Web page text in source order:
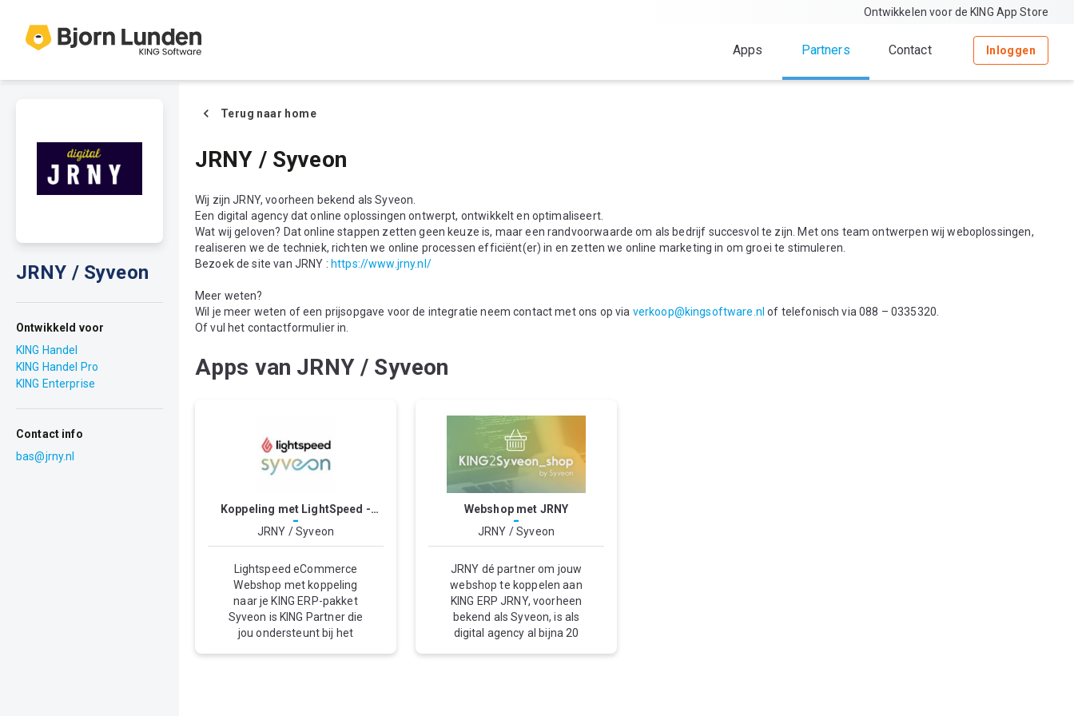
Ontwikkelen voor de KING App Store
Apps Partners Contact Inloggen
JRNY / Syveon
Ontwikkeld voor
KING Handel
KING Handel Pro
KING Enterprise
Contact info
bas@jrny.nl
Terug naar home
JRNY / Syveon
Wij zijn JRNY, voorheen bekend als Syveon.
Een digital agency dat online oplossingen ontwerpt, ontwikkelt en optimaliseert.
Wat wij geloven? Dat online stappen zetten geen keuze is, maar een randvoorwaarde om als bedrijf succesvol te zijn. Met ons team ontwerpen wij weboplossingen,
realiseren we de techniek, richten we online processen efficiënt(er) in en zetten we online marketing in om groei te stimuleren.
Bezoek de site van JRNY : https://www.jrny.nl/
Meer weten?
Wil je meer weten of een prijsopgave voor de integratie neem contact met ons op via verkoop@kingsoftware.nl of telefonisch via 088 – 0335320.
Of vul het contactformulier in.
Apps van JRNY / Syveon
Koppeling met LightSpeed -
door JRNY
-
JRNY / Syveon
Lightspeed eCommerce
Webshop met koppeling
naar je KING ERP-pakket
Syveon is KING Partner die
jou ondersteunt bij het
Webshop met JRNY
-
JRNY / Syveon
JRNY dé partner om jouw
webshop te koppelen aan
KING ERP JRNY, voorheen
bekend als Syveon, is als
digital agency al bijna 20